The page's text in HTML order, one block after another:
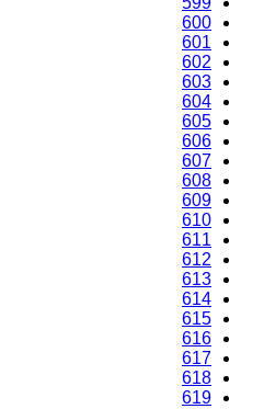
600
601
602
603
604
605
606
607
608
609
610
611
612
613
614
615
616
617
618
619